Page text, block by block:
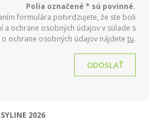
Polia označené * sú povinné.
formulára potvrdzujete, že ste boli
a ochrane osobných údajov v súlade s
o ochrane osobných údajov nájdete tu.
ODOSLAŤ
2026